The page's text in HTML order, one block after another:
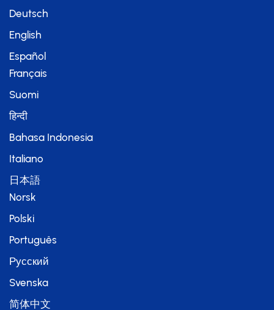
Deutsch
English
Español
Français
Suomi
हिन्दी
Bahasa Indonesia
Italiano
日本語
Norsk
Polski
Português
Русский
Svenska
简体中文